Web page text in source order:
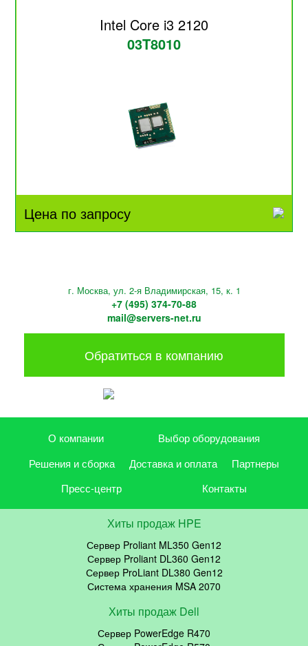
Intel Core i3 2120
03T8010
Цена по запросу
г. Москва, ул. 2-я Владимирская, 15, к. 1
+7 (495) 374-70-88
mail@servers-net.ru
Обратиться в компанию
О компании
Выбор оборудования
Решения и сборка
Доставка и оплата
Партнеры
Пресс-центр
Контакты
Хиты продаж HPE
Сервер Proliant ML350 Gen12
Сервер Proliant DL360 Gen12
Сервер ProLiant DL380 Gen12
Система хранения MSA 2070
Хиты продаж Dell
Сервер PowerEdge R470